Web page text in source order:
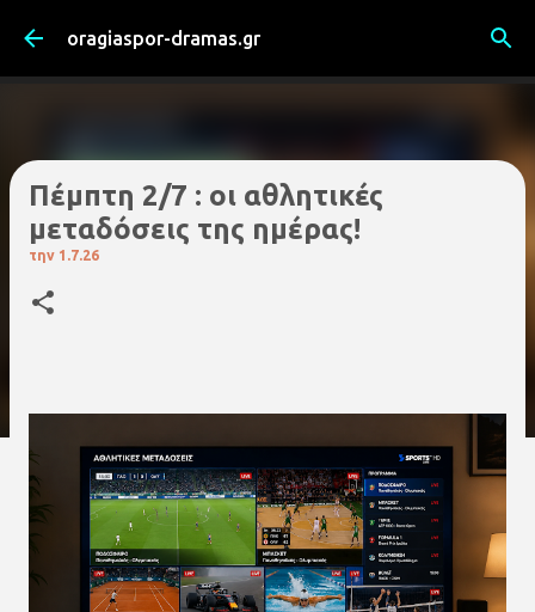
Μετάβαση στο κύριο περιεχόμενο
oragiaspor-dramas.gr
Πέμπτη 2/7 : οι αθλητικές
μεταδόσεις της ημέρας!
την 1.7.26